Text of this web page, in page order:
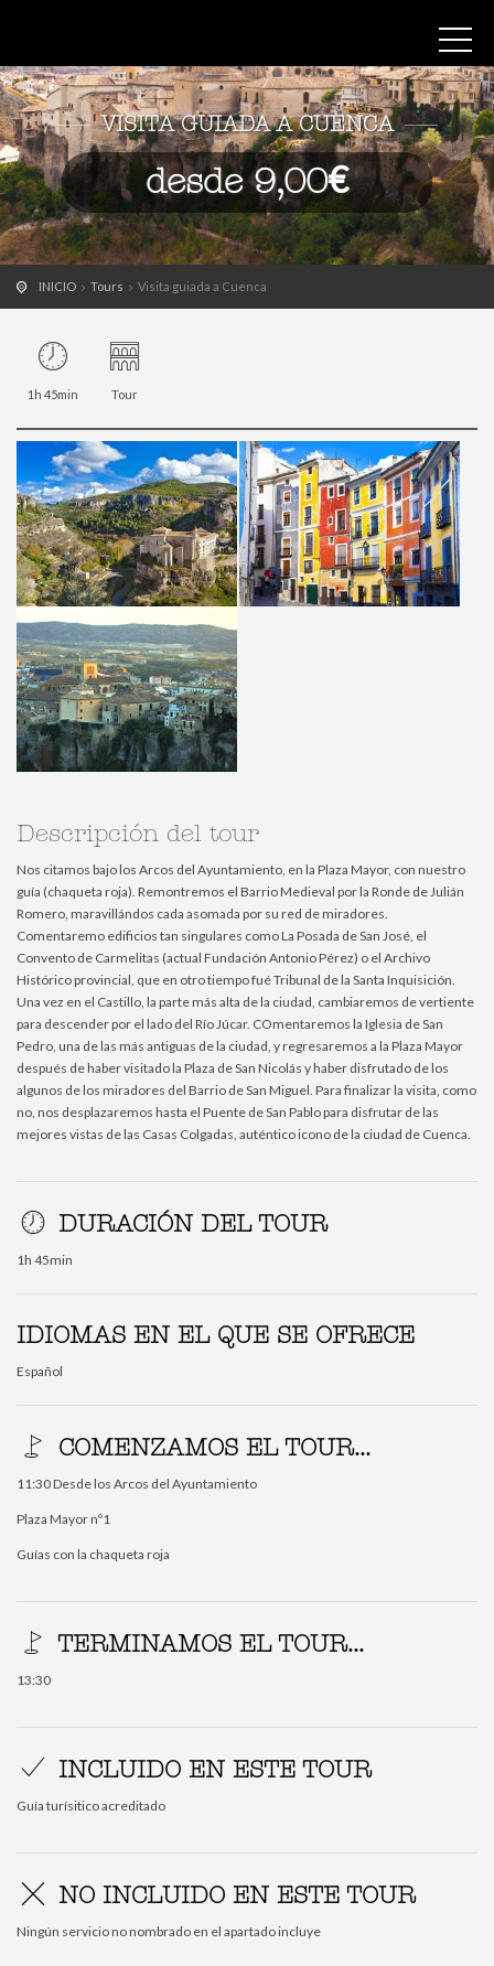
VISITA GUIADA A CUENCA
desde 9,00€
INICIO Tours Visita guiada a Cuenca
1h 45min Tour
Descripción del tour
Nos citamos bajo los Arcos del Ayuntamiento, en la Plaza Mayor, con nuestro
guía (chaqueta roja). Remontremos el Barrio Medieval por la Ronde de Julián
Romero, maravillándos cada asomada por su red de miradores.
Comentaremo edificios tan singulares como La Posada de San José, el
Convento de Carmelitas (actual Fundación Antonio Pérez) o el Archivo
Histórico provincial, que en otro tiempo fué Tribunal de la Santa Inquisición.
Una vez en el Castillo, la parte más alta de la ciudad, cambiaremos de vertiente
para descender por el lado del Río Júcar. COmentaremos la Iglesia de San
Pedro, una de las más antiguas de la ciudad, y regresaremos a la Plaza Mayor
después de haber visitado la Plaza de San Nicolás y haber disfrutado de los
algunos de los miradores del Barrio de San Miguel. Para finalizar la visita, como
no, nos desplazaremos hasta el Puente de San Pablo para disfrutar de las
mejores vistas de las Casas Colgadas, auténtico icono de la ciudad de Cuenca.
DURACIÓN DEL TOUR
1h 45min
IDIOMAS EN EL QUE SE OFRECE
Español
COMENZAMOS EL TOUR...
11:30 Desde los Arcos del Ayuntamiento
Plaza Mayor nº1
Guías con la chaqueta roja
TERMINAMOS EL TOUR...
13:30
INCLUIDO EN ESTE TOUR
Guía turísitico acreditado
NO INCLUIDO EN ESTE TOUR
Ningún servicio no nombrado en el apartado incluye